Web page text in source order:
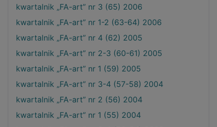
kwartalnik „FA-art” nr 3 (65) 2006
kwartalnik „FA-art” nr 1-2 (63-64) 2006
kwartalnik „FA-art” nr 4 (62) 2005
kwartalnik „FA-art” nr 2-3 (60-61) 2005
kwartalnik „FA-art” nr 1 (59) 2005
kwartalnik „FA-art” nr 3-4 (57-58) 2004
kwartalnik „FA-art” nr 2 (56) 2004
kwartalnik „FA-art” nr 1 (55) 2004